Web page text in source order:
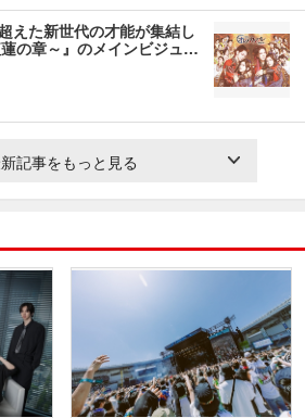
えた新世代の才能が集結し
の章～』のメインビジュ…
記事をもっと見る